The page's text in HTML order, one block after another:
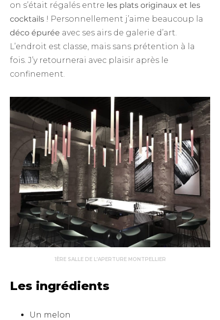
on s’était régalés entre les plats originaux et les
cocktails ! Personnellement j’aime beaucoup la
déco épurée avec ses airs de galerie d’art.
L’endroit est classe, mais sans prétention à la
fois. J’y retournerai avec plaisir après le
confinement.
1ÈRE SALLE DE L’APERTURE MONTPELLIER
Les ingrédients
Un melon